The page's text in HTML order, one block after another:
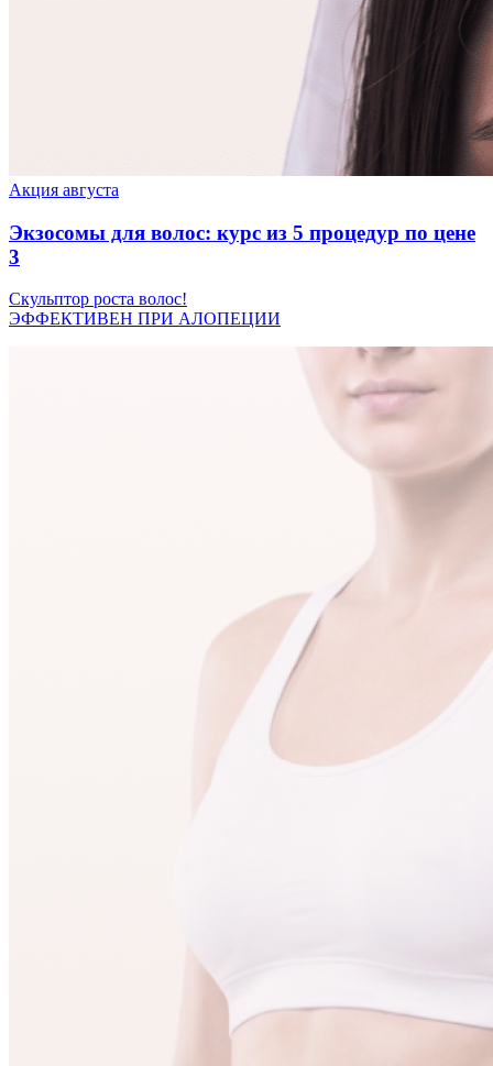
Акция августа
Экзосомы для волос: курс из 5 процедур по цене
3
Скульптор роста волос!
ЭФФЕКТИВЕН ПРИ АЛОПЕЦИИ